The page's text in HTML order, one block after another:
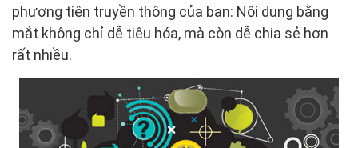
phương tiện truyền thông của bạn: Nội dung bằng
mắt không chỉ dễ tiêu hóa, mà còn dễ chia sẻ hơn
rất nhiều.